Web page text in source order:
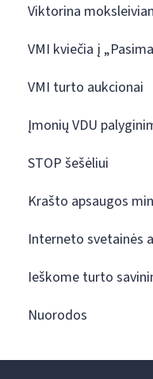
Viktorina
VMI kviečia į
VMI turto aukcionai
Įmonių VDU
STOP šešėliui
Krašto apsaugos
Interneto svetainės
Ieškome turto
Nuorodos